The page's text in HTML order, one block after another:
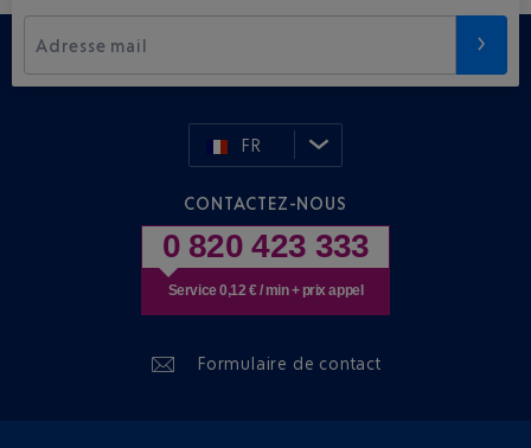
Adresse mail
FR
CONTACTEZ-NOUS
0 820 423 333
Service 0,12 € / min + prix appel
Formulaire de contact